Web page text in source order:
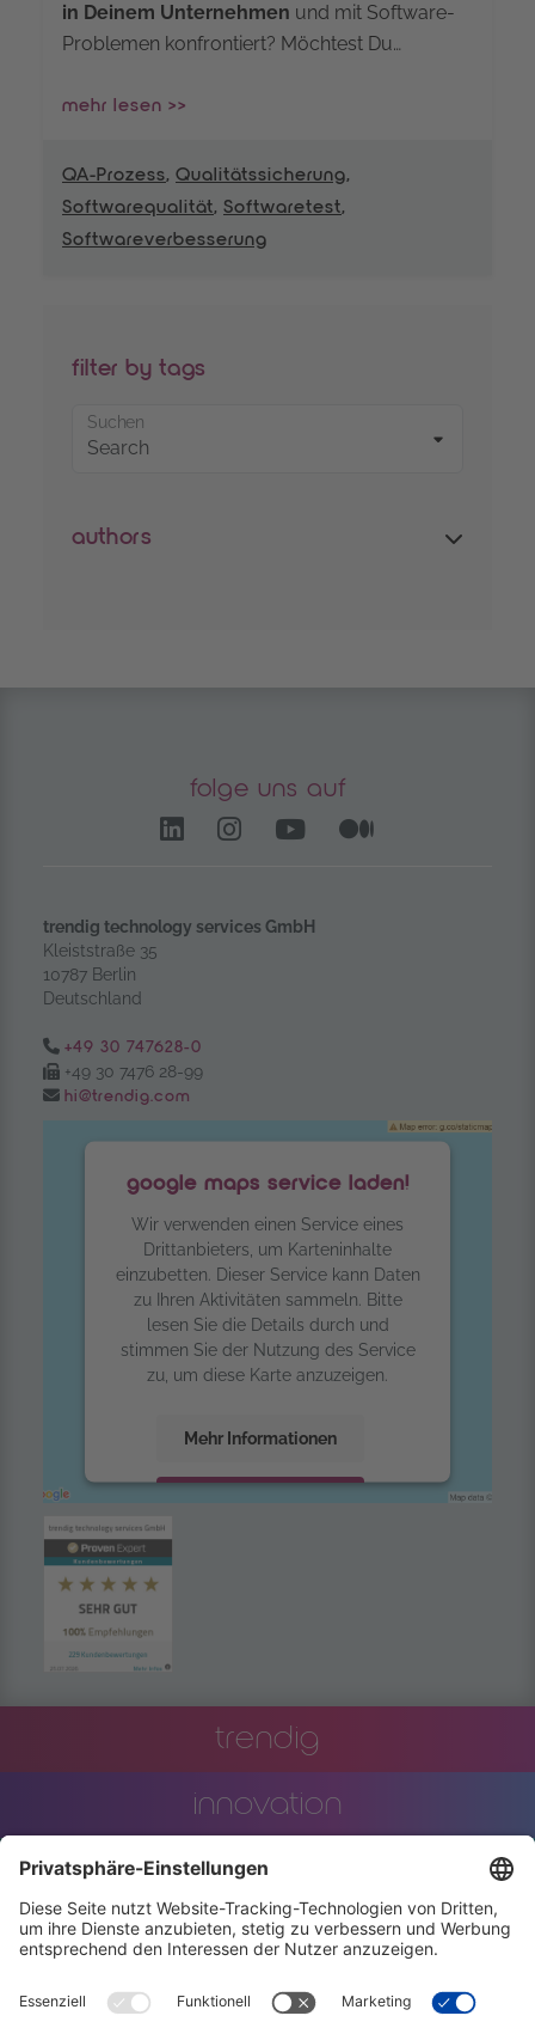
in Deinem Unternehmen und mit Software-
Problemen konfrontiert? Möchtest Du…
mehr lesen >>
QA-Prozess, Qualitätssicherung,
Softwarequalität, Softwaretest,
Softwareverbesserung
filter by tags
Suchen
authors
folge uns auf
LinkedIn – öffnet in einem
Instagram öffnet in
YouTube
trendig technology services GmbH
Kleiststraße 35
10787 Berlin
Deutschland
Tel.:
+49 30 747628-0
Fax:
+49 30 7476 28-99
Email:
hi@trendig.com
google maps service laden!
Wir verwenden einen Service eines
Drittanbieters, um Karteninhalte
einzubetten. Dieser Service kann Daten
zu Ihren Aktivitäten sammeln. Bitte
lesen Sie die Details durch und
stimmen Sie der Nutzung des Service
zu, um diese Karte anzuzeigen.
Mehr Informationen
powered by
trendig
innovation
engineering
training
events